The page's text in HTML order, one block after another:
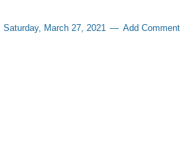
Saturday, March 27, 2021 Add Comment